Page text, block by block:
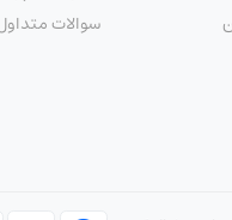
سوالات